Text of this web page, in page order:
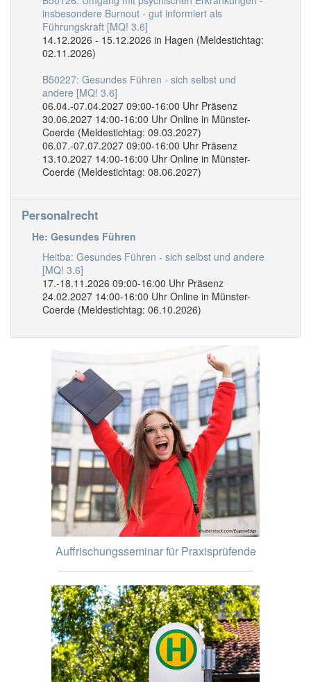
insbesondere Burnout - gut informiert als
Führungskraft [MQ! 3.6]
14.12.2026 - 15.12.2026 in Hagen (Meldestichtag:
02.11.2026)
B50227: Gesundes Führen - sich selbst und
andere [MQ! 3.6]
06.04.-07.04.2027 09:00-16:00 Uhr Präsenz
30.06.2027 14:00-16:00 Uhr Online in Münster-
Coerde (Meldestichtag: 09.03.2027)
06.07.-07.07.2027 09:00-16:00 Uhr Präsenz
13.10.2027 14:00-16:00 Uhr Online in Münster-
Coerde (Meldestichtag: 08.06.2027)
Personalrecht
He: Gesundes Führen
Heitba: Gesundes Führen - sich selbst und andere
[MQ! 3.6]
17.-18.11.2026 09:00-16:00 Uhr Präsenz
24.02.2027 14:00-16:00 Uhr Online in Münster-
Coerde (Meldestichtag: 06.10.2026)
Auffrischungsseminar für Praxisprüfende